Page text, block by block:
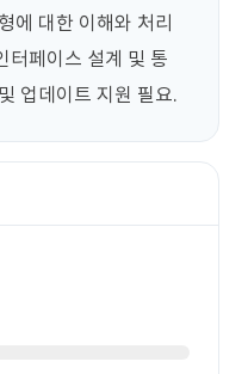
에 대한 이해와 처리
터페이스 설계 및 통
업데이트 지원 필요.